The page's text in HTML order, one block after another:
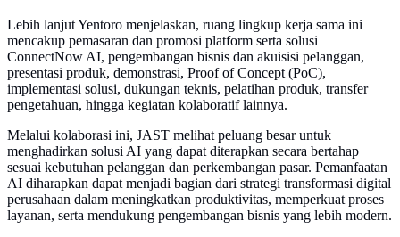
Lebih lanjut Yentoro menjelaskan, ruang lingkup kerja sama ini
mencakup pemasaran dan promosi platform serta solusi
ConnectNow AI, pengembangan bisnis dan akuisisi pelanggan,
presentasi produk, demonstrasi, Proof of Concept (PoC),
implementasi solusi, dukungan teknis, pelatihan produk, transfer
pengetahuan, hingga kegiatan kolaboratif lainnya.
Melalui kolaborasi ini, JAST melihat peluang besar untuk
menghadirkan solusi AI yang dapat diterapkan secara bertahap
sesuai kebutuhan pelanggan dan perkembangan pasar. Pemanfaatan
AI diharapkan dapat menjadi bagian dari strategi transformasi digital
perusahaan dalam meningkatkan produktivitas, memperkuat proses
layanan, serta mendukung pengembangan bisnis yang lebih modern.